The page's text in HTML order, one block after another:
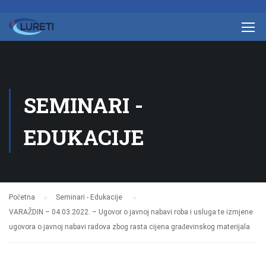
SEMINARI -
EDUKACIJE
Početna
Seminari - Edukacije
VARAŽDIN – 04.03.2022. – Ugovor o javnoj nabavi roba i usluga te izmjene
ugovora o javnoj nabavi radova zbog rasta cijena građevinskog materijala